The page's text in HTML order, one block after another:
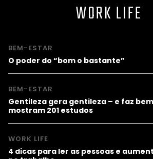
WORK LIFE
BEM-ESTAR
O poder do “bom o bastante”
BEM-ESTAR
Gentileza gera gentileza – e faz
mostram 201 estudos
WORK LIFE
4 dicas para ler as pessoas e